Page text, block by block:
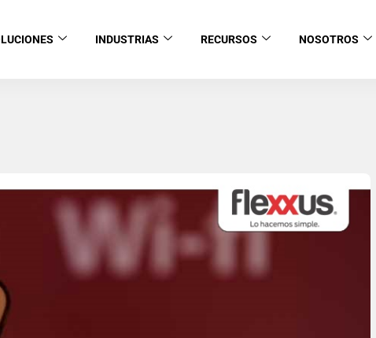
INDUSTRIAS RECURSOS NOSOTROS